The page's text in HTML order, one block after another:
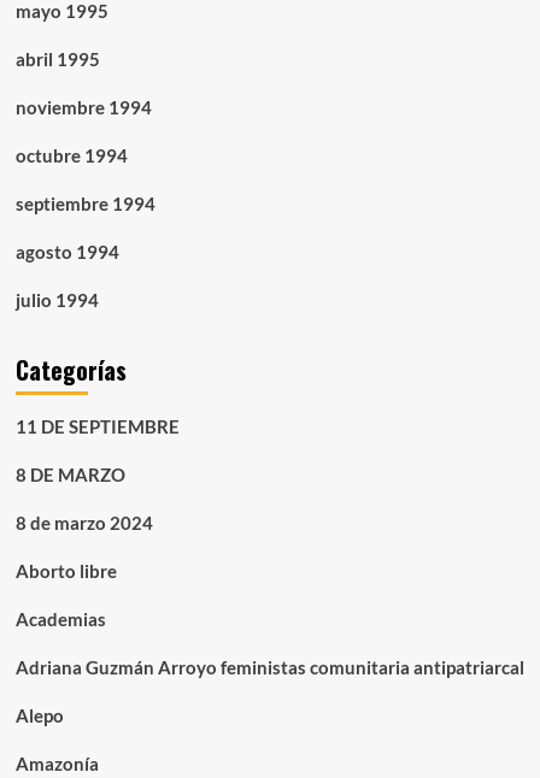
mayo 1995
abril 1995
noviembre 1994
octubre 1994
septiembre 1994
agosto 1994
julio 1994
Categorías
11 DE SEPTIEMBRE
8 DE MARZO
8 de marzo 2024
Aborto libre
Academias
Adriana Guzmán Arroyo feministas comunitaria antipatriarcal
Alepo
Amazonía